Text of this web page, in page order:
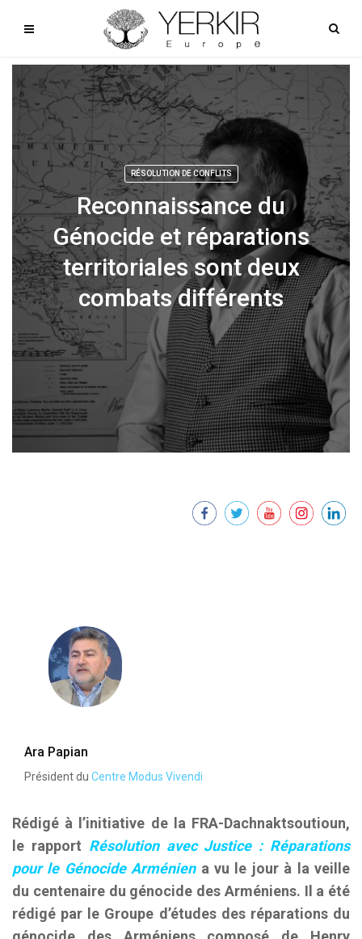
RÉSOLUTION DE CONFLITS
Reconnaissance du
Génocide et réparations
territoriales sont deux
combats différents
Ara Papian
Président du Centre Modus Vivendi
Rédigé à l’initiative de la FRA-Dachnaktsoutioun,
le rapport Résolution avec Justice : Réparations
pour le Génocide Arméniena vu le jour à la veille
du centenaire du génocide des Arméniens. Il a été
rédigé par le Groupe d’études des réparations du